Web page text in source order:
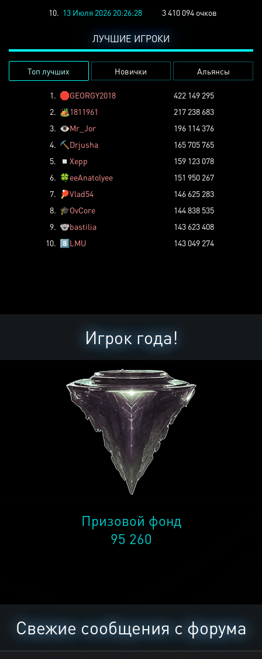
10. 13 Июля 2026 20:26:28 3 410 094 очков
ЛУЧШИЕ ИГРОКИ
Топ лучших Новички Альянсы
1. 🛑GEORGY2018
422 149 295
2. 🏕️1811961
217 238 683
3. 👁️Mr_Jor
196 114 376
4. ⛏️ Drjusha
165 705 765
5.
◽ Xepp
159 123 078
6. 🍀eeAnatolyee
151 950 267
7.
🏓Vlad54
146 625 283
8. 🎓OvCore
144 838 535
9. 🐨bastilia
143 623 408
10. 8️⃣LMU 143 049 274
Игрок года!
Призовой фонд
95 260
Свежие сообщения с форума